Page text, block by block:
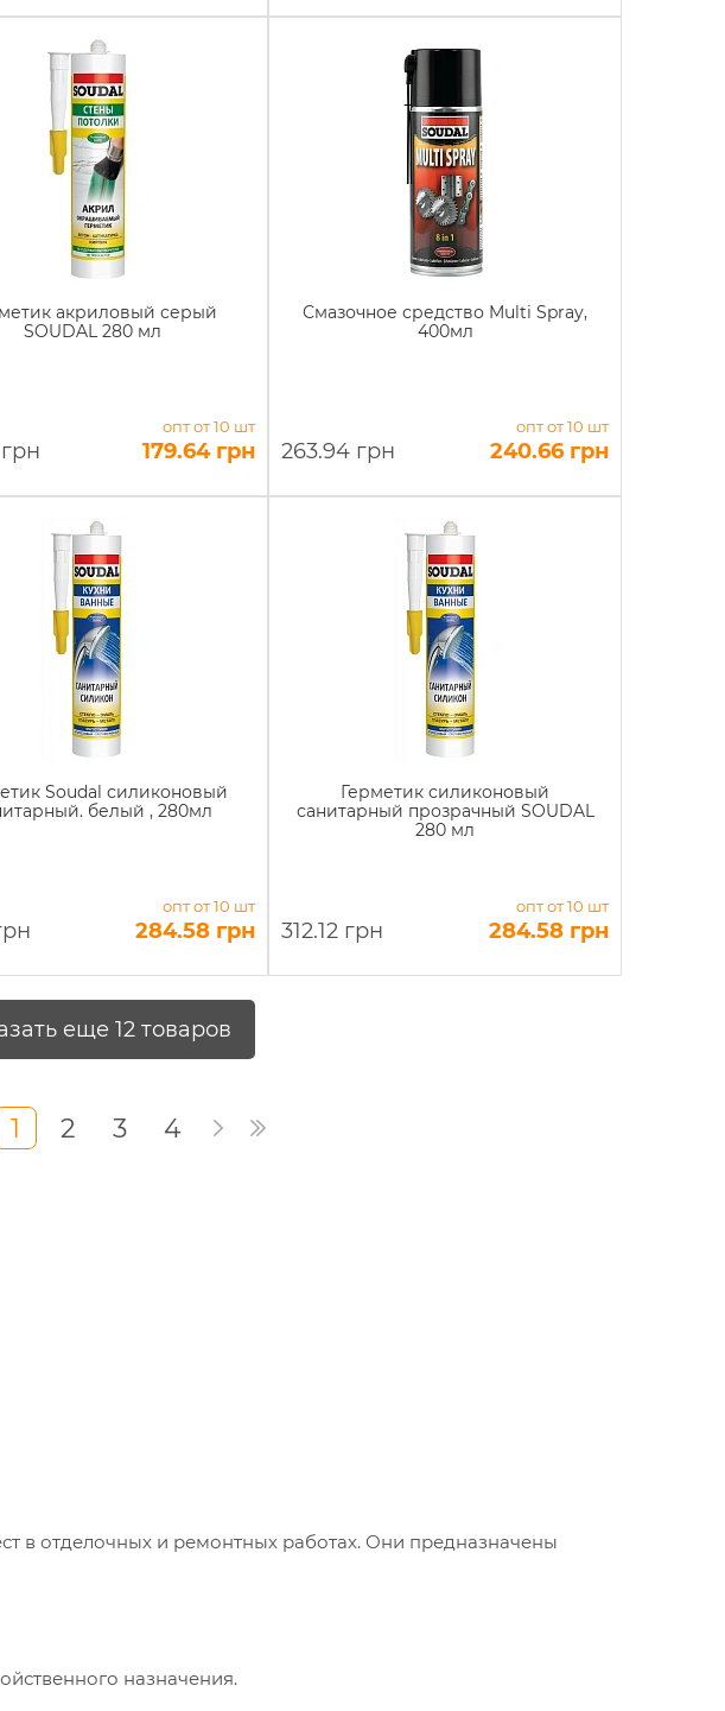
акриловый серый
SOUDAL 280 мл
опт от 10 шт
179.64 грн
Смазочное средство Multi Spray,
400мл
263.94 грн
опт от 10 шт
240.66 грн
Soudal силиконовый
белый , 280мл
опт от 10 шт
284.58 грн
Герметик силиконовый
санитарный прозрачный SOUDAL
280 мл
312.12 грн
опт от 10 шт
284.58 грн
еще 12 товаров
1 2 3 4
в отделочных и ремонтных работах. Они предназначены
назначения.